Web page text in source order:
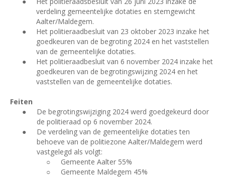
verdeling gemeentelijke dotaties en stemgewicht
Aalter/Maldegem.
●
Het politieraadbesluit van 23 oktober 2023 inzake het
goedkeuren van de begroting 2024 en het vaststellen
van de gemeentelijke dotaties.
●
Het politieraadbesluit van 6 november 2024 inzake het
goedkeuren van de begrotingswijzing 2024 en het
vaststellen van de gemeentelijke dotaties.
Feiten
●
De begrotingswijziging 2024 werd goedgekeurd door
de politieraad op 6 november 2024.
●
De verdeling van de gemeentelijke dotaties ten
behoeve van de politiezone Aalter/Maldegem werd
vastgelegd als volgt:
○
Gemeente Aalter 55%
○
Gemeente Maldegem 45%